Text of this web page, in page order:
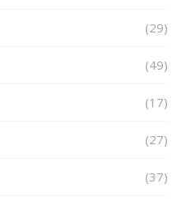
(29)
(49)
(17)
(27)
(37)